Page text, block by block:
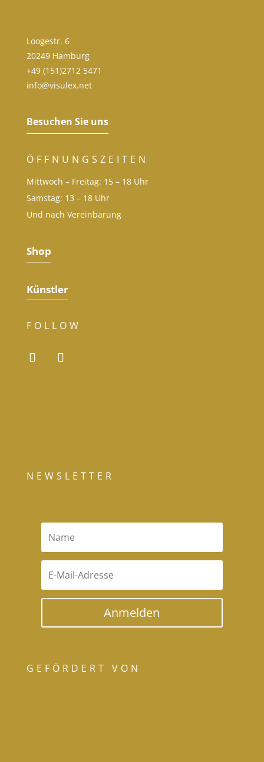
Loogestr. 6
20249 Hamburg
+49 (151)2712 5471
info@visulex.net
Besuchen Sie uns
ÖFFNUNGSZEITEN
Mittwoch – Freitag: 15 – 18 Uhr
Samstag: 13 – 18 Uhr
Und nach Vereinbarung
Shop
Künstler
FOLLOW
NEWSLETTER
Anmelden
GEFÖRDERT VON